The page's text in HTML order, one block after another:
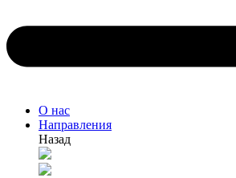
О нас
Направления
Назад